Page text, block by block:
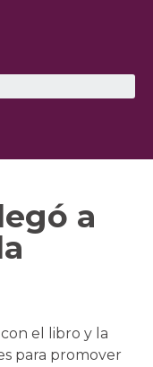
a
con el libro y la
para promover